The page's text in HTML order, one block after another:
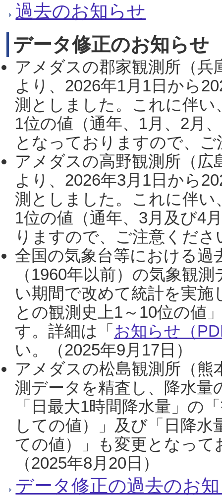
過去のお知らせ
データ修正のお知らせ
アメダスの郡家観測所（
より、2026年1月1日から
測としました。これに伴い
1位の値（通年、1月、2月
となっておりますので、
アメダスの高野観測所（
より、2026年3月1日から
測としました。これに伴い
1位の値（通年、3月及び4
りますので、ご注意くだ
全国の気象台等における過
（1960年以前）の気象観
い期間で改めて統計を実
との観測史上1～10位の値
す。詳細は「 お知らせ（
い。（2025年9月17日）
アメダスの松島観測所（熊
測データを精査し、降水
「日最大1時間降水量」の
しての値）」及び「日降
ての値）」も変更となっ
（2025年8月20日）
データ修正の過去のお